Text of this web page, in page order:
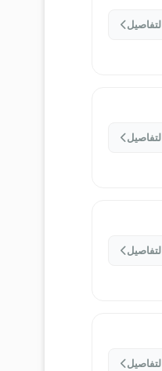
التفاصيل
التفاصيل
التفاصيل
التفاصيل